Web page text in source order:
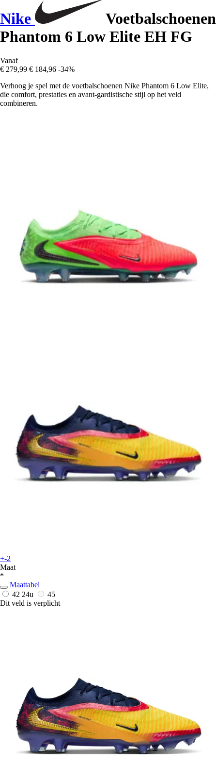
Nike
Voetbalschoenen
Phantom 6 Low Elite EH FG
Vanaf
€ 279,99 € 184,96 -34%
Verhoog je spel met de voetbalschoenen Nike Phantom 6 Low Elite,
die comfort, prestaties en avant-gardistische stijl op het veld
combineren.
+-2
Maat
*
Maattabel
42 24u
45
Dit veld is verplicht